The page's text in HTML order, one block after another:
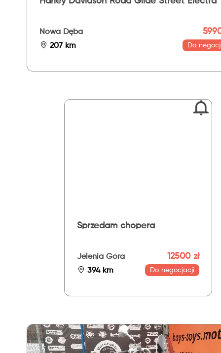
Nowa Dęba
207 km
Do
Sprzedam chopera
Jelenia Góra
394 km
12500 zł
Do negocjacji